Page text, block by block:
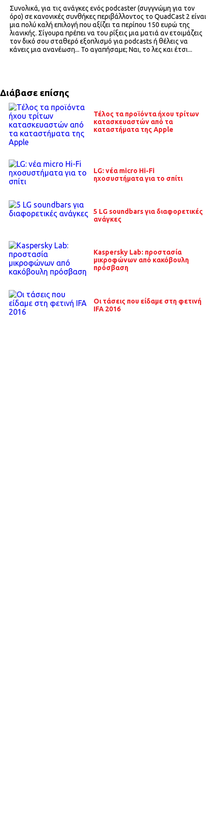
Συνολικά, για τις ανάγκες ενός podcaster (συγγνώμη για τον
όρο) σε κανονικές συνθήκες περιβάλλοντος το QuadCast 2 είναι
μια πολύ καλή επιλογή που αξίζει τα περίπου 150 ευρώ της
λιανικής. Σίγουρα πρέπει να του ρίξεις μια ματιά αν ετοιμάζεις
τον δικό σου σταθερό εξοπλισμό για podcasts ή θέλεις να
κάνεις μια ανανέωση... Το αγαπήσαμε; Ναι, το λες και έτσι...
Διάβασε επίσης
Τέλος τα προϊόντα ήχου τρίτων
κατασκευαστών από τα
καταστήματα της Apple
LG: νέα micro Hi-Fi
ηχοσυστήματα για το σπίτι
5 LG soundbars για διαφορετικές
ανάγκες
Kaspersky Lab: προστασία
μικροφώνων από κακόβουλη
πρόσβαση
Οι τάσεις που είδαμε στη φετινή
IFA 2016